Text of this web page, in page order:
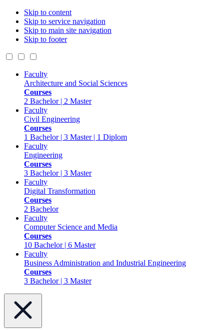
Skip to content
Skip to service navigation
Skip to main site navigation
Skip to footer
Faculty
Architecture and Social Sciences
Courses
2 Bachelor | 2 Master
Faculty
Civil Engineering
Courses
1 Bachelor | 3 Master | 1 Diplom
Faculty
Engineering
Courses
3 Bachelor | 3 Master
Faculty
Digital Transformation
Courses
2 Bachelor
Faculty
Computer Science and Media
Courses
10 Bachelor | 6 Master
Faculty
Business Administration and Industrial Engineering
Courses
3 Bachelor | 3 Master